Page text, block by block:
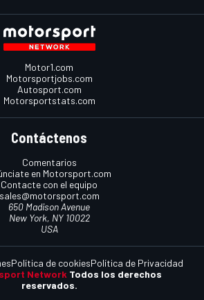
Motor1.com
Motorsportjobs.com
Autosport.com
Motorsportstats.com
Contáctenos
Comentarios
en Motorsport.com
Contacte con el equipo
sales@motorsport.com
650 Madison Avenue
New York, NY 10022
USA
Network Todos los derechos
reservados.
Política de cookiesPolítica de Privacidad